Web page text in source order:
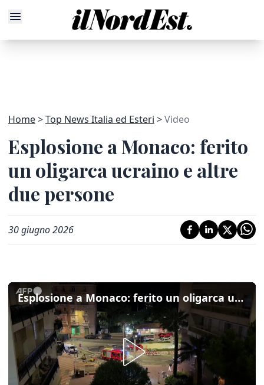
Home Top News Italia ed Esteri Video
Esplosione a Monaco: ferito
un oligarca ucraino e altre
due persone
30 giugno 2026
Esplosione a Monaco: ferito un oligarca ucraino e altre due persone